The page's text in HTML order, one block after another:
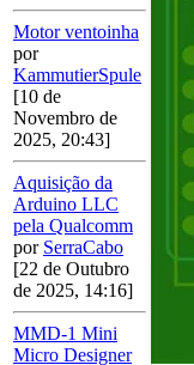
Motor ventoinha
por
KammutierSpule
[10 de
Novembro de
2025, 20:43]
Aquisição da
Arduino LLC
pela Qualcomm
por SerraCabo
[22 de Outubro
de 2025, 14:16]
MMD-1 Mini
Micro Designer